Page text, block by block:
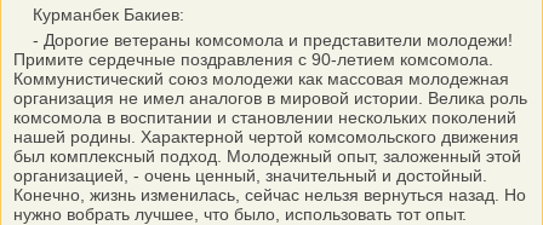
Курманбек Бакиев:
- Дорогие ветераны комсомола и представители молодежи!
Примите сердечные поздравления с 90-летием комсомола.
Коммунистический союз молодежи как массовая молодежная
организация не имел аналогов в мировой истории. Велика роль
комсомола в воспитании и становлении нескольких поколений
нашей родины. Характерной чертой комсомольского движения
был комплексный подход. Молодежный опыт, заложенный этой
организацией, - очень ценный, значительный и достойный.
Конечно, жизнь изменилась, сейчас нельзя вернуться назад. Но
нужно вобрать лучшее, что было, использовать тот опыт.